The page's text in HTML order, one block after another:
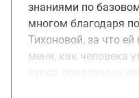
знаниями по
многом благодаря
Тихоновой, за что
меня, как человека